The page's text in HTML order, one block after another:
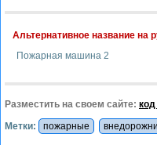
Альтернативное название на
Пожарная машина 2
Разместить на своем сайте:
Метки:
пожарные